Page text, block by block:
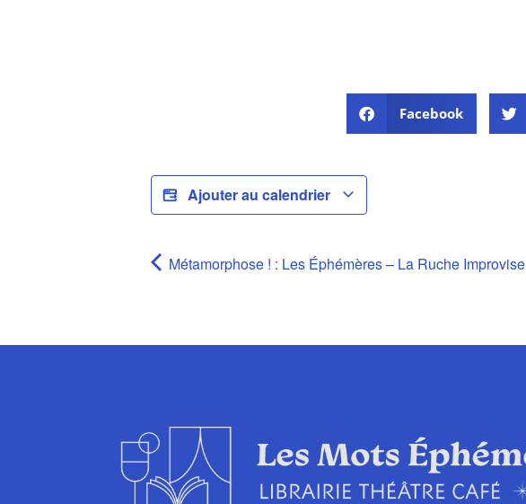
Facebook
Ajouter au calendrier
Métamorphose ! : Les Éphémères – La Ruche Improvise